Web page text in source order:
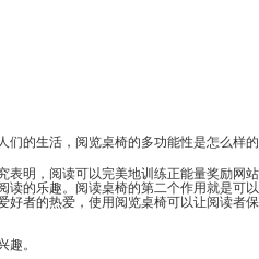
们的生活，阅览桌椅的多功能性是怎么样的呢
明，阅读可以完美地训练正能量奖励网
读的乐趣。阅读桌椅的第二个作用就是可
者的热爱，使用阅览桌椅可以让阅读者
。